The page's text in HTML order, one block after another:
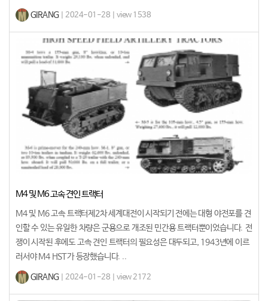
GIRANG | 2024-01-28 | view 1538
M4 및 M6 고속 견인 트랙터
M4 및 M6 고속 트랙터제2차 세계대전이 시작되기 전에는 대형 야전포를 견
인할 수 있는 유일한 차량은 군용으로 개조된 민간용 트랙터뿐이었습니다. 전
쟁이 시작된 후에도 고속 견인 트랙터의 필요성은 대두되고, 1943년에 이르
러서야 M4 HST가 등장했습니다. ..
GIRANG | 2024-01-28 | view 2172